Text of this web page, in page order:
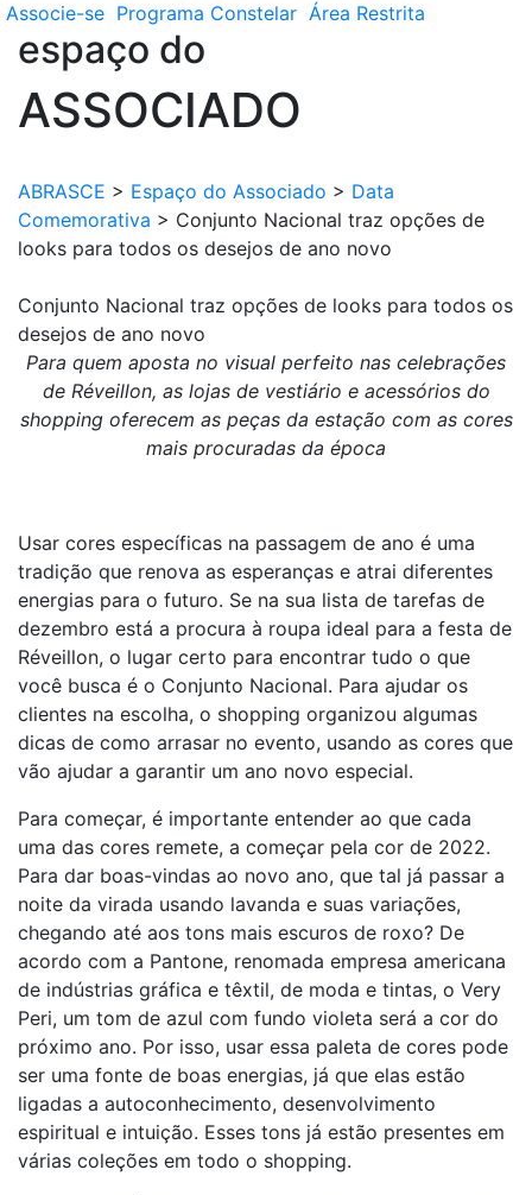
Associe-se Programa Constelar Área Restrita
espaço do
ASSOCIADO
ABRASCE > Espaço do Associado > Data
Comemorativa > Conjunto Nacional traz opções de
looks para todos os desejos de ano novo
Conjunto Nacional traz opções de looks para todos os
desejos de ano novo
Para quem aposta no visual perfeito nas celebrações
de Réveillon, as lojas de vestiário e acessórios do
shopping oferecem as peças da estação com as cores
mais procuradas da época
Usar cores específicas na passagem de ano é uma
tradição que renova as esperanças e atrai diferentes
energias para o futuro. Se na sua lista de tarefas de
dezembro está a procura à roupa ideal para a festa de
Réveillon, o lugar certo para encontrar tudo o que
você busca é o Conjunto Nacional. Para ajudar os
clientes na escolha, o shopping organizou algumas
dicas de como arrasar no evento, usando as cores que
vão ajudar a garantir um ano novo especial.
Para começar, é importante entender ao que cada
uma das cores remete, a começar pela cor de 2022.
Para dar boas-vindas ao novo ano, que tal já passar a
noite da virada usando lavanda e suas variações,
chegando até aos tons mais escuros de roxo? De
acordo com a Pantone, renomada empresa americana
de indústrias gráfica e têxtil, de moda e tintas, o Very
Peri, um tom de azul com fundo violeta será a cor do
próximo ano. Por isso, usar essa paleta de cores pode
ser uma fonte de boas energias, já que elas estão
ligadas a autoconhecimento, desenvolvimento
espiritual e intuição. Esses tons já estão presentes em
várias coleções em todo o shopping.